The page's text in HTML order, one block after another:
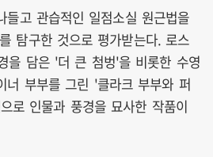
들고 관습적인 일점소실 원근법을
탐구한 것으로 평가받는다. 로스
을 담은 '더 큰 첨벙'을 비롯한 수영
너 부부를 그린 '클라크 부부와 퍼
로 인물과 풍경을 묘사한 작품이